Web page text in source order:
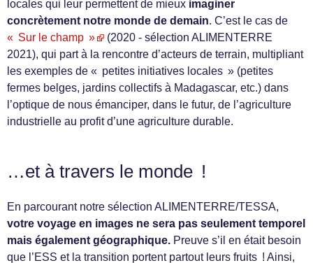
locales qui leur permettent de mieux imaginer
concrètement notre monde de demain. C’est le cas de
« Sur le champ »
(2020 - sélection ALIMENTERRE
2021), qui part à la rencontre d’acteurs de terrain, multipliant
les exemples de « petites initiatives locales » (petites
fermes belges, jardins collectifs à Madagascar, etc.) dans
l’optique de nous émanciper, dans le futur, de l’agriculture
industrielle au profit d’une agriculture durable.
…et à travers le monde !
En parcourant notre sélection ALIMENTERRE/TESSA,
votre voyage en images ne sera pas seulement temporel
mais également géographique. Preuve s’il en était besoin
que l’ESS et la transition portent partout leurs fruits ! Ainsi,